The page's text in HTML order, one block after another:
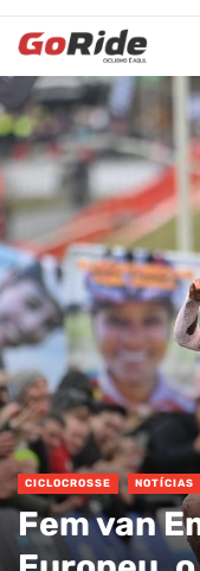
CICLOCROSSE NOTÍCIAS
Fem van